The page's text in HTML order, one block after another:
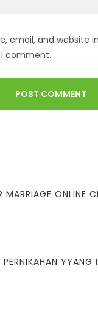
email, and website
comment.
MARRIAGE ONLINE
YYANG